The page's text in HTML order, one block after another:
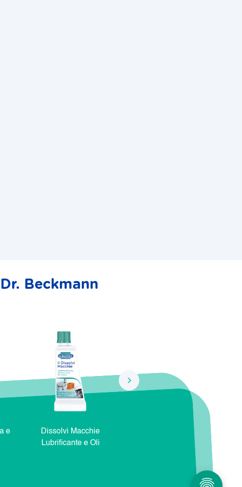
Beckmann
e
Dissolvi Macchie
Lubrificante e Oli
Dissolvi Macchie Natura e